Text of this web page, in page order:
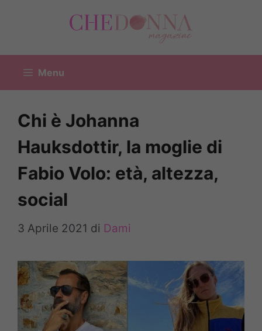
Menu
Chi è Johanna
Hauksdottir, la moglie di
Fabio Volo: età, altezza,
social
3 Aprile 2021 di Dami